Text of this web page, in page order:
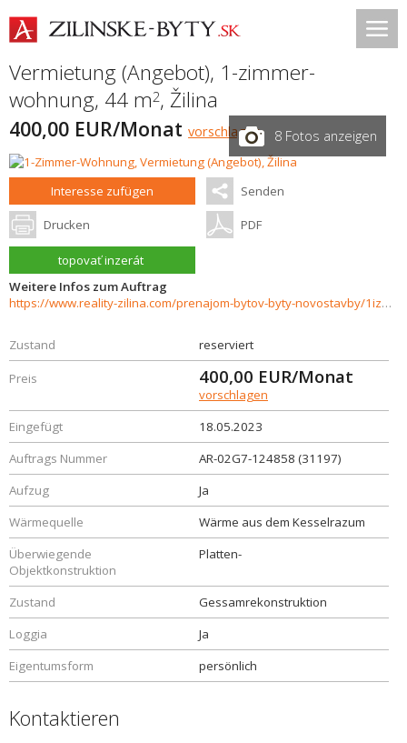
Vermietung (Angebot), 1-zimmer-
wohnung, 44 m2, Žilina
400,00 EUR/Monat vorschlagen 8 Fotos anzeigen
Interesse zufügen Senden
Drucken PDF
topovať inzerát
Weitere Infos zum Auftrag
https://www.reality-zilina.com/prenajom-bytov-byty-novostavby/1izbovy-byt-s-loggiou-44-m2-Zilina--Hliny-VII-31197/?utm_source=areality&utm_medium=xml&utm_term=31197&utm_content=byt&utm_campaign=portaly
Zustand reserviert
Preis 400,00 EUR/Monat
vorschlagen
Eingefügt
18.05.2023
Auftrags Nummer
AR-02G7-124858 (31197)
Aufzug
Ja
Wärmequelle
Wärme aus dem Kesselrazum
Überwiegende
Objektkonstruktion
Platten-
Zustand
Gessamrekonstruktion
Loggia
Ja
Eigentumsform
persönlich
Kontaktieren